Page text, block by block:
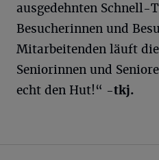
ausgedehnten Schnell-
Besucherinnen und
Mitarbeitenden läuft
Seniorinnen und
echt den Hut!“ -tkj.